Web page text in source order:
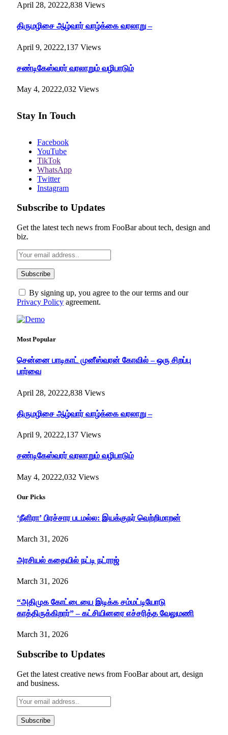
April 28, 20222,838 Views
திருமழிசை ஆழ்வார் வாழ்க்கை வரலாறு –
April 9, 20222,137 Views
சண்டிகேஸ்வரர் வரலாறும் வழிபாடும்
May 4, 20222,032 Views
Stay In Touch
Facebook
YouTube
TikTok
WhatsApp
Twitter
Instagram
Subscribe to Updates
Get the latest tech news from FooBar about tech, design and
biz.
By signing up, you agree to the our terms and our
Privacy Policy agreement.
Most Popular
சென்னை பாடிகாட் முனீஸ்வரன் கோவில் – ஒரு சிறப்பு
பார்வை
April 28, 20222,838 Views
திருமழிசை ஆழ்வார் வாழ்க்கை வரலாறு –
April 9, 20222,137 Views
சண்டிகேஸ்வரர் வரலாறும் வழிபாடும்
May 4, 20222,032 Views
Our Picks
‘நீளிரா’ பிரச்சார படமல்ல: இயக்குநர் வெற்றிமாறன்
March 31, 2026
அரசியல் கதையில் நட்டி நட்ராஜ்
March 31, 2026
“அதிமுக கோட்டையை இடிக்க சம்மட்டியோடு
காத்திருக்கிறார்” – கட்சியினரை எச்சரித்த வேலுமணி
March 31, 2026
Subscribe to Updates
Get the latest creative news from FooBar about art, design
and business.